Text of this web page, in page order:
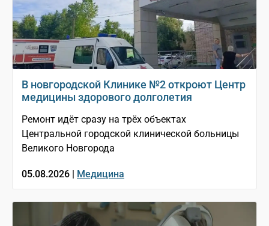
В новгородской Клинике №2 откроют Центр
медицины здорового долголетия
Ремонт идёт сразу на трёх объектах
Центральной городской клинической больницы
Великого Новгорода
05.08.2026 | Медицина